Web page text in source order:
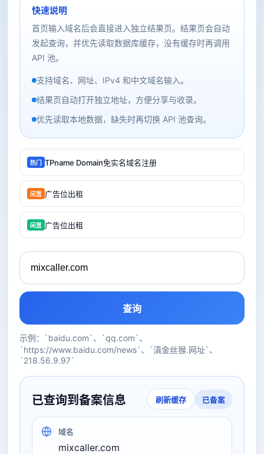
快速说明
首页输入域名后会直接进入独立结果页。结果页会自动
发起查询，并优先读取数据库缓存，没有缓存时再调用
API 池。
支持域名、网址、IPv4 和中文域名输入。
结果页自动打开独立地址，方便分享与收录。
优先读取本地数据，缺失时再切换 API 池查询。
热门 TPname Domain免实名域名注册
闲置 广告位出租
闲置 广告位出租
查询
示例：`baidu.com`、`qq.com`、
`https://www.baidu.com/news`、`滇金丝猴.网址`、
`218.56.9.97`
已查询到备案信息 刷新缓存 已备案
域名
mixcaller.com